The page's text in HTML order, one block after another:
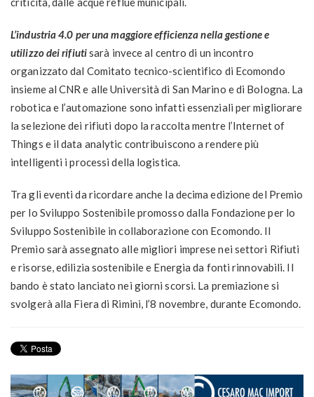
L’industria 4.0 per una maggiore efficienza nella gestione e
utilizzo dei rifiutisarà invece al centro di un incontro
organizzato dal Comitato tecnico-scientifico di Ecomondo
insieme al CNR e alle Università di San Marino e di Bologna. La
robotica e l’automazione sono infatti essenziali per migliorare
la selezione dei rifiuti dopo la raccolta mentre l’Internet of
Things e il data analytic contribuiscono a rendere più
intelligenti i processi della logistica.
Tra gli eventi da ricordare anche la decima edizione del Premio
per lo Sviluppo Sostenibile promosso dalla Fondazione per lo
Sviluppo Sostenibile in collaborazione con Ecomondo. Il
Premio sarà assegnato alle migliori imprese nei settori Rifiuti
e risorse, edilizia sostenibile e Energia da fonti rinnovabili. Il
bando è stato lanciato nei giorni scorsi. La premiazione si
svolgerà alla Fiera di Rimini, l’8 novembre, durante Ecomondo.